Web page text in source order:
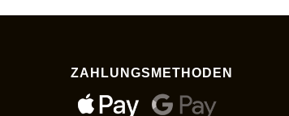
ZAHLUNGSMETHODEN